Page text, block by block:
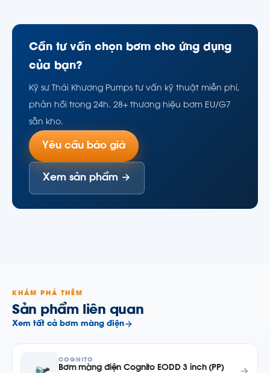
Cần tư vấn chọn bơm cho ứng dụng
của bạn?
Kỹ sư Thái Khương Pumps tư vấn kỹ thuật miễn phí,
phản hồi trong 24h. 28+ thương hiệu bơm EU/G7
sẵn kho.
Yêu cầu báo giá
Xem sản phẩm →
KHÁM PHÁ THÊM
Sản phẩm liên quan
Xem tất cả bơm màng điện
COGNITO
Bơm màng điện Cognito EODD 3 inch (PP)